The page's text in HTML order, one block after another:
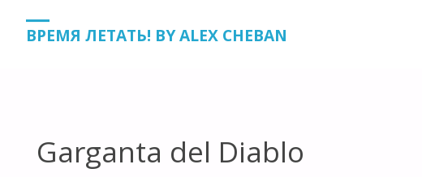
ВРЕМЯ ЛЕТАТЬ! BY ALEX CHEBAN
Garganta del Diablo